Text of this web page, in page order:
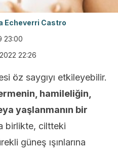
Echeverri Castro
23:00
22:26
öz saygıyı etkileyebilir.
hamileliğin,
yaşlanmanın bir
birlikte, ciltteki
güneş ışınlarına